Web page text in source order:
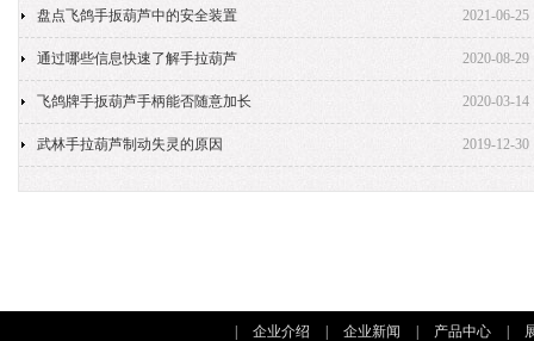
盘点飞鸽手扳葫芦中的安全装置 2021-06-25
通过哪些信息快速了解手拉葫芦 2020-08-29
飞鸽牌手扳葫芦手柄能否随意加长 2020-03-14
武林手拉葫芦制动失灵的原因 2019-12-30
| 企业介绍 | 企业新闻 | 产品中心 |